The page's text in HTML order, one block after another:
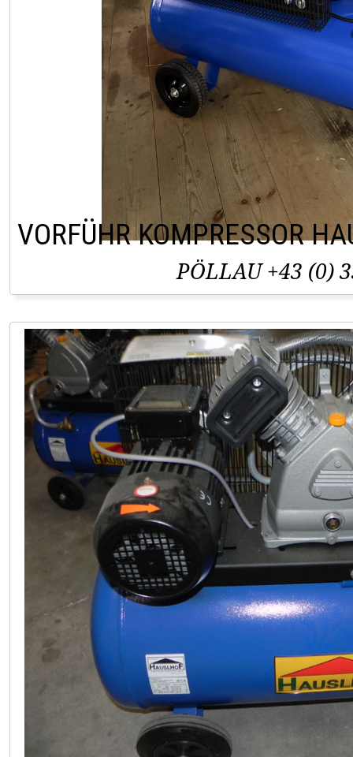
VORFÜHR KOMPRESSOR
PÖLLAU +43 (0)